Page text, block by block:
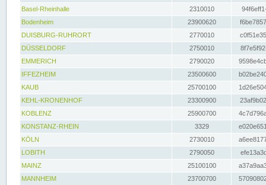
Basel-Rheinhalle
2310010
Bodenheim
23900620
DUISBURG-RUHRORT
2770010
DÜSSELDORF
2750010
EMMERICH
2790020
IFFEZHEIM
23500600
KAUB
25700100
KEHL-KRONENHOF
23300900
KOBLENZ
25900700
KONSTANZ-RHEIN
3329
KÖLN
2730010
LOBITH
2790050
MAINZ
25100100
MANNHEIM
23700700